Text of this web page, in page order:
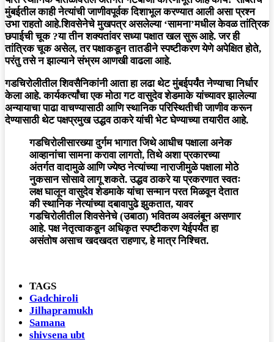
मुंबईतील काही नेत्यांची जाणीवपूर्वक दिशाभूल करण्यात आली असा प्रश्न
उभा राहतो आहे.शिवसेनेचे मुखपत्र असलेल्या ‘सामना’मधील केवळ तांत्रिक
छपाईची चूक ?या तीन शक्यतांवर सध्या पक्षात खल सुरू आहे. जर ही
तांत्रिक चूक असेल, तर पक्षाकडून तातडीने स्पष्टीकरण येणे अपेक्षित होते,
परंतु तसे न झाल्याने संभ्रम आणखी वाढला आहे.
गडचिरोलीतील शिवसैनिकांनी आता हा लढा थेट मुंबईपर्यंत नेण्याचा निर्धार
केला आहे. कार्यकर्त्यांचा एक मोठा गट वासुदेव शेडमाके यांच्यावर झालेल्या
अन्यायाचा पाढा वाचण्यासाठी आणि स्थानिक परिस्थितीची जाणीव करून
देण्यासाठी थेट पक्षप्रमुख उद्धव ठाकरे यांची भेट घेण्याच्या तयारीत आहे.
गडचिरोलीसारख्या दुर्गम भागात जिथे आधीच पक्षाला अनेक
आव्हानांचा सामना करावा लागतो, तिथे अशा प्रकारच्या
अंतर्गत वादामुळे आणि ज्येष्ठ नेत्यांच्या नाराजीमुळे पक्षाला मोठे
नुकसान सोसावे लागू शकते. उद्धव ठाकरे या प्रकरणात स्वतः
लक्ष घालून वासुदेव शेडमाके यांचा सन्मान परत मिळवून देतात
की स्थानिक नेत्यांच्या दबावापुढे झुकतात, यावर
गडचिरोलीतील शिवसेनेचे (उबाठा) भवितव्य अवलंबून असणार
आहे. पक्ष नेतृत्वाकडून अधिकृत स्पष्टीकरण येईपर्यंत हा
असंतोष असाच खदखदत राहणार, हे मात्र निश्चित.
TAGS
Gadchiroli
Jilhapramukh
Samana
shivsena ubt